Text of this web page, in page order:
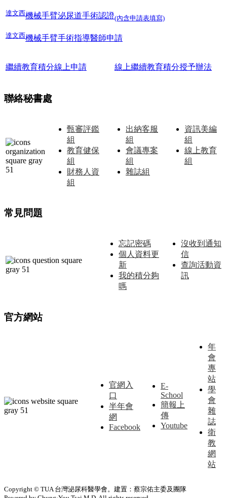
達文西機械手臂泌尿道手術認證(內含申請表填寫)
達文西機械手臂手術指導醫師申請
繼續教育積分線上申請 線上繼續教育積分授予辦法
聯絡秘書處
甄審評鑑
組
教育健保
組
財務人資
組
出納客服
組
會議專案
組
雜誌組
資訊美編
組
線上教育
組
常見問題
忘記密碼
個人資料更
新
我的積分夠
嗎
沒收到通知
信
查詢活動資
訊
官方網站
官網入
口
半年會
網
Facebook
E-
School
簡報上
傳
Youtube
年
會
專
站
學
會
雜
誌
衛
教
網
站
Copyright © TUA 台灣泌尿科醫學會。建置：蔡宗佑主委及團隊